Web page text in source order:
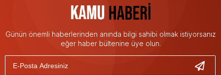
Günün önemli haberlerinden anında bilgi sahibi olmak istiyorsanız
eğer haber bültenine üye olun.